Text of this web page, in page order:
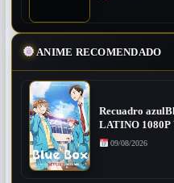
ANIME RECOMENDADO
Recuadro
LATINO 1080P
09/08/2026